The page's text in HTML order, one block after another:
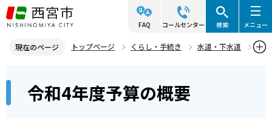
こ
の
ジ
先
FAQ コールセンター 検索 メニュー
現在のページ トップページ くらし・手続き
水道・下水道
水道・下水道に関する予算の概要
令和4年度予算の概要
こ
令和4年度予算の概要